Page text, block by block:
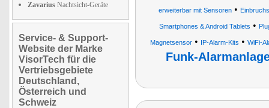
Zavarius Nachtsicht-Geräte
Service- & Support-
Website der Marke
VisorTech für die
Vertriebsgebiete
Deutschland,
Österreich und
Schweiz
erweiterbar mit Sensoren•
Smartphones & Android Tablets •
Magnetsensor• IP-Alarm-Kits • WiFi-
Funk-